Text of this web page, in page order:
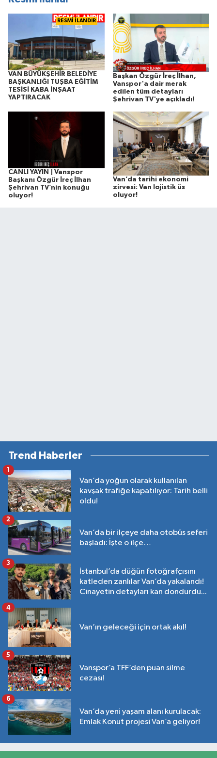
RESMİ İLANDIR
VAN BÜYÜKŞEHİR BELEDİYE
BAŞKANLIĞI TUŞBA EĞİTİM
TESİSİ KABA İNŞAAT
YAPTIRACAK
Başkan Özgür İreç İlhan,
Vanspor'a dair merak
edilen tüm detayları
Şehrivan TV'ye açıkladı!
CANLI YAYIN | Vanspor
Başkanı Özgür İreç İlhan
Şehrivan TV’nin konuğu
oluyor!
Van’da tarihi ekonomi
zirvesi: Van lojistik üs
oluyor!
Trend Haberler
Van’da yoğun olarak kullanılan
kavşak trafiğe kapatılıyor: Tarih belli
oldu!
1
Van’da bir ilçeye daha otobüs seferi
başladı: İşte o ilçe…
2
İstanbul’da düğün fotoğrafçısını
katleden zanlılar Van’da yakalandı!
Cinayetin detayları kan dondurdu...
3
Van’ın geleceği için ortak akıl!
4
Vanspor’a TFF’den puan silme
cezası!
5
Van’da yeni yaşam alanı kurulacak:
Emlak Konut projesi Van’a geliyor!
6